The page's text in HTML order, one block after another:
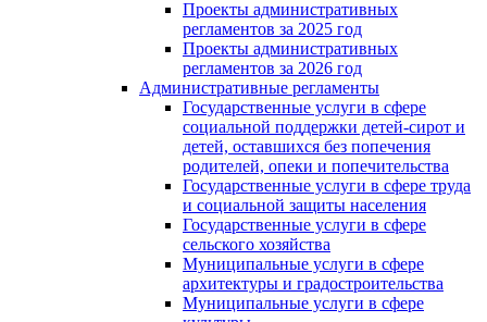
Проекты административных
регламентов за 2025 год
Проекты административных
регламентов за 2026 год
Административные регламенты
Государственные услуги в сфере
социальной поддержки детей-сирот и
детей, оставшихся без попечения
родителей, опеки и попечительства
Государственные услуги в сфере труда
и социальной защиты населения
Государственные услуги в сфере
сельского хозяйства
Муниципальные услуги в сфере
архитектуры и градостроительства
Муниципальные услуги в сфере